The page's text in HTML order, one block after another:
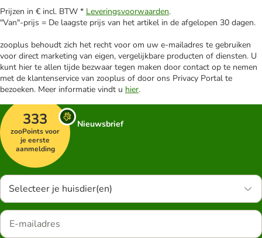
Prijzen in € incl. BTW * Leveringsvoorwaarden.
"Van"-prijs = De laagste prijs van het artikel in de afgelopen 30 dagen.
zooplus behoudt zich het recht voor om uw e-mailadres te gebruiken
voor direct marketing van eigen, vergelijkbare producten of diensten. U
kunt hier te allen tijde bezwaar tegen maken door contact op te nemen
met de klantenservice van zooplus of door ons Privacy Portal te
bezoeken. Meer informatie vindt u hier.
333
zooPoints voor
je eerste
aanmelding
Nieuwsbrief
Selecteer je huisdier(en)